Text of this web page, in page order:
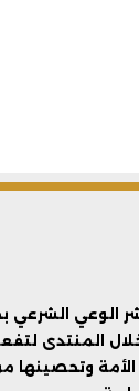
الوعي الشرعي
خلال المنتدى
وتحصينها